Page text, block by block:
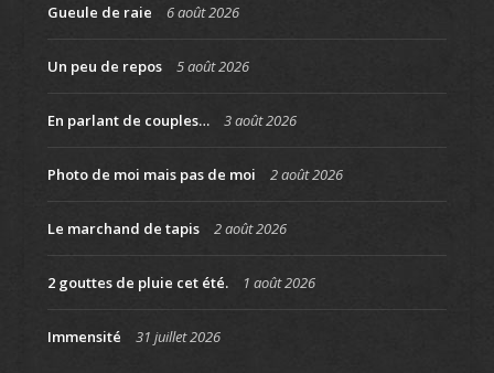
Gueule de raie 6 août 2026
Un peu de repos 5 août 2026
En parlant de couples… 3 août 2026
Photo de moi mais pas de moi 2 août 2026
Le marchand de tapis 2 août 2026
2 gouttes de pluie cet été. 1 août 2026
Immensité 31 juillet 2026